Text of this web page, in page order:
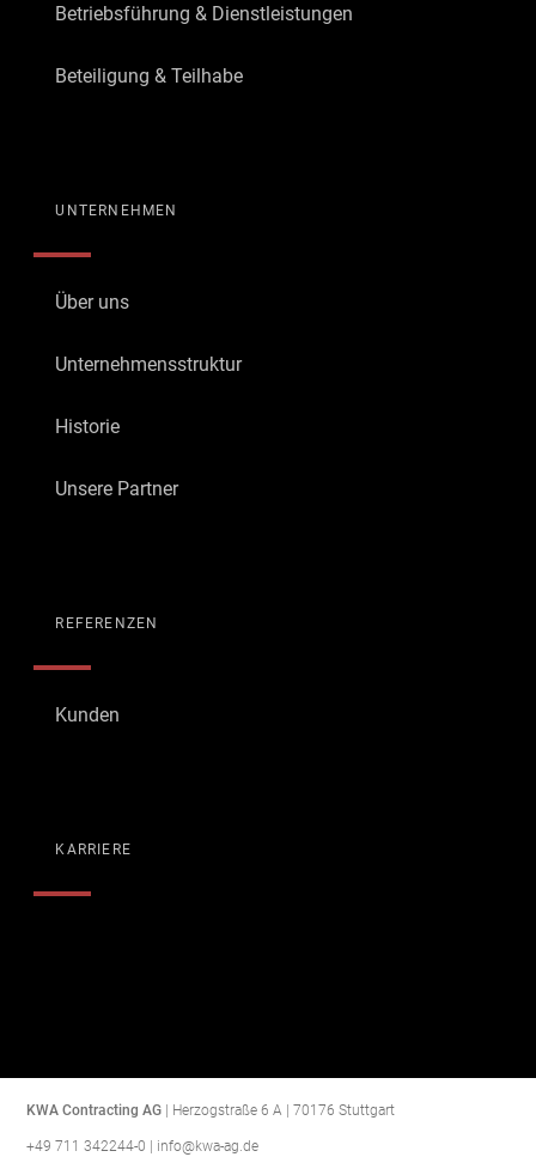
Betriebsführung & Dienstleistungen
Beteiligung & Teilhabe
UNTERNEHMEN
Über uns
Unternehmensstruktur
Historie
Unsere Partner
REFERENZEN
Kunden
KARRIERE
KWA Contracting AG | Herzogstraße 6 A |70176 Stuttgart
+49 711 342244-0 | info@kwa-ag.de